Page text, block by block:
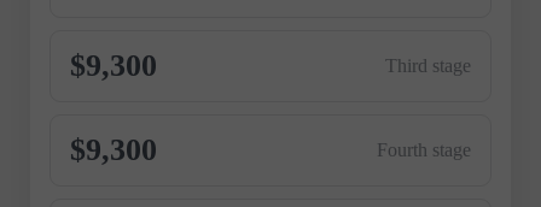
Third stage
$9,300
Fourth stage
$9,300